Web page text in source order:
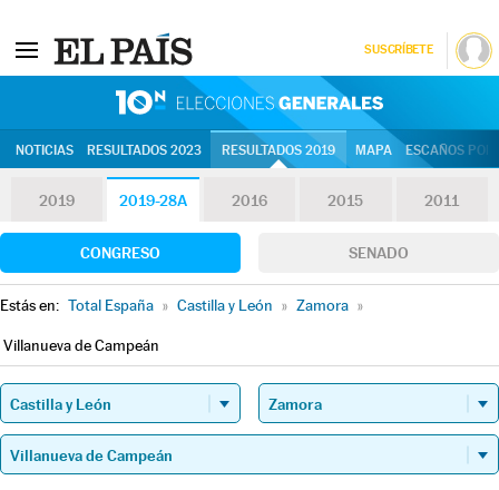
SUSCRÍBETE
NOTICIAS RESULTADOS 2023 RESULTADOS 2019 MAPA ESCAÑOS
2019 2019-28A 2016 2015 2011
CONGRESO SENADO
Estás en: Total España » Castilla y León » Zamora »
Villanueva de Campeán